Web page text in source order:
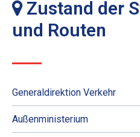
Zustand der
und Routen
Generaldirektion Verkehr
Außenministerium